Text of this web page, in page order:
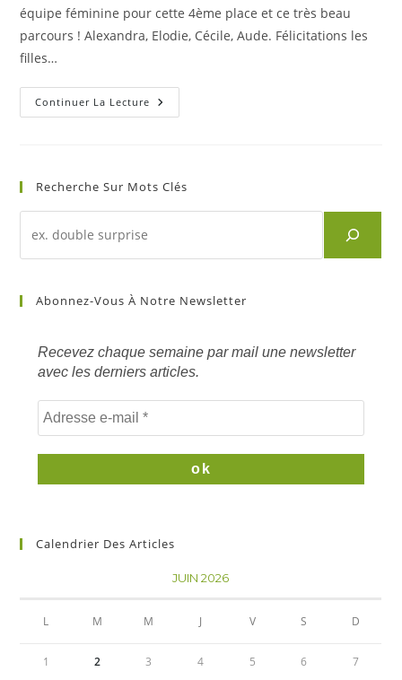
équipe féminine pour cette 4ème place et ce très beau
parcours ! Alexandra, Elodie, Cécile, Aude. Félicitations les
filles…
Continuer La Lecture Raquettes
LNT
Recherche Sur Mots Clés
d'un
mots
Abonnez-Vous À Notre Newsletter
Recevez chaque semaine par mail une newsletter
avec les derniers articles.
Calendrier Des Articles
JUIN 2026
L M M J V S D
1 2 3 4 5 6 7